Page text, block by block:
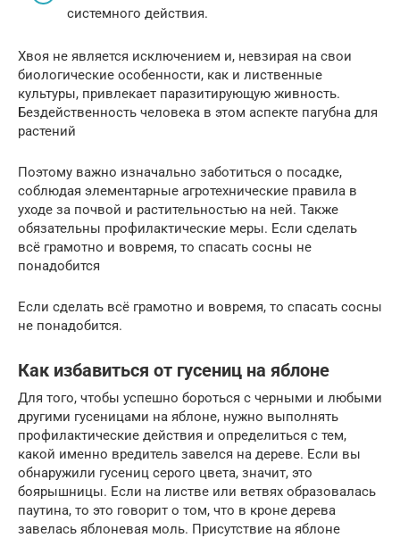
системного действия.
Хвоя не является исключением и, невзирая на свои
биологические особенности, как и лиственные
культуры, привлекает паразитирующую живность.
Бездейственность человека в этом аспекте пагубна для
растений
Поэтому важно изначально заботиться о посадке,
соблюдая элементарные агротехнические правила в
уходе за почвой и растительностью на ней. Также
обязательны профилактические меры. Если сделать
всё грамотно и вовремя, то спасать сосны не
понадобится
Если сделать всё грамотно и вовремя, то спасать сосны
не понадобится.
Как избавиться от гусениц на яблоне
Для того, чтобы успешно бороться с черными и любыми
другими гусеницами на яблоне, нужно выполнять
профилактические действия и определиться с тем,
какой именно вредитель завелся на дереве. Если вы
обнаружили гусениц серого цвета, значит, это
боярышницы. Если на листве или ветвях образовалась
паутина, то это говорит о том, что в кроне дерева
завелась яблоневая моль. Присутствие на яблоне